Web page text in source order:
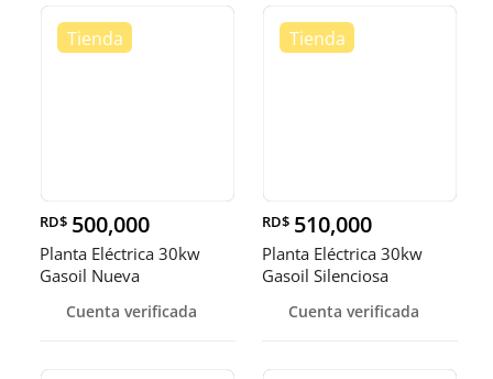
RD$ 500,000
Planta Eléctrica 30kw
Gasoil Nueva
Cuenta verificada
RD$ 510,000
Planta Eléctrica 30kw
Gasoil Silenciosa
Cuenta verificada